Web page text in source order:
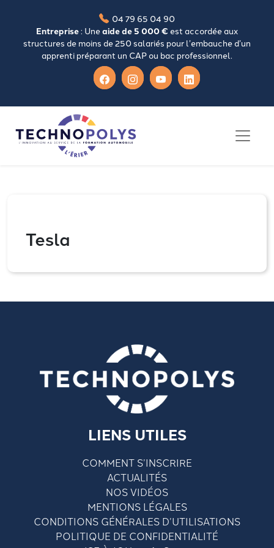
04 79 65 04 90
Entreprise: Uneaide de 5 000 € est accordée aux
structures de moins de 250 salariés pour l’embauche d’un
apprenti préparant un CAP ou bac professionnel.
Tesla
LIENS UTILES
COMMENT S’INSCRIRE
ACTUALITÉS
NOS VIDÉOS
MENTIONS LÉGALES
CONDITIONS GÉNÉRALES D’UTILISATIONS
POLITIQUE DE CONFIDENTIALITÉ